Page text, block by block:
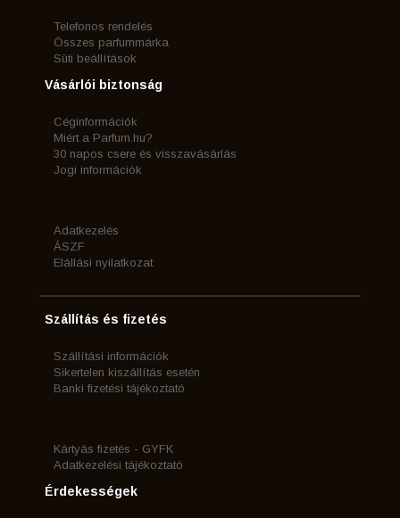
Telefonos rendelés
Összes parfummárka
Süti beállítások
Vásárlói biztonság
Céginformációk
Miért a Parfum.hu?
30 napos csere és visszavásárlás
Jogi információk
Adatkezelés
ÁSZF
Elállási nyilatkozat
Szállítás és fizetés
Szállítási információk
Sikertelen kiszállítás esetén
Banki fizetési tájékoztató
Kártyás fizetés - GYFK
Adatkezelési tájékoztató
Érdekességek